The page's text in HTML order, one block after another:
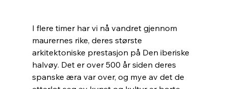
I flere timer har vi nå vandret gjennom
maurernes rike, deres største
arkitektoniske prestasjon på Den iberiske
halvøy. Det er over 500 år siden deres
spanske æra var over, og mye av det de